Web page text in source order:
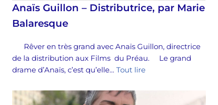
Anaïs Guillon – Distributrice, par Marie
Balaresque
Rêver en très grand avec Anaïs Guillon, directrice
de la distribution aux Films du Préau. Le grand
drame d’Anaïs, c’est qu’elle… Tout lire